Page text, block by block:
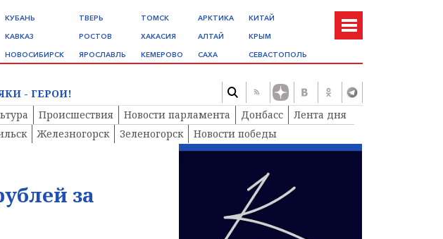
КУБАНЬ
КАВКАЗ
НОВОСИБИРСК
ТВЕРЬ
РОСТОВ
ЯРОСЛАВЛЬ
ТОМСК
ХАКАСИЯ
КЕМЕРОВО
АРКТИКА
АЛТАЙ
САХА
КИТАЙ
КРЫМ
СЕВАСТОПОЛЬ
- ГЕРОИ!
Происшествия Новости парламента Донбасс
Лента дня
Железногорск Зеленогорск
Новости победы
за